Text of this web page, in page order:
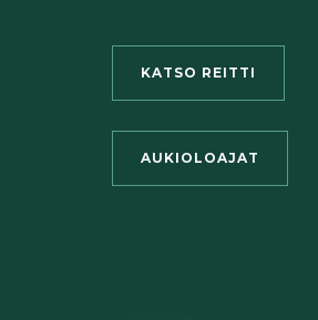
KATSO REITTI
AUKIOLOAJAT